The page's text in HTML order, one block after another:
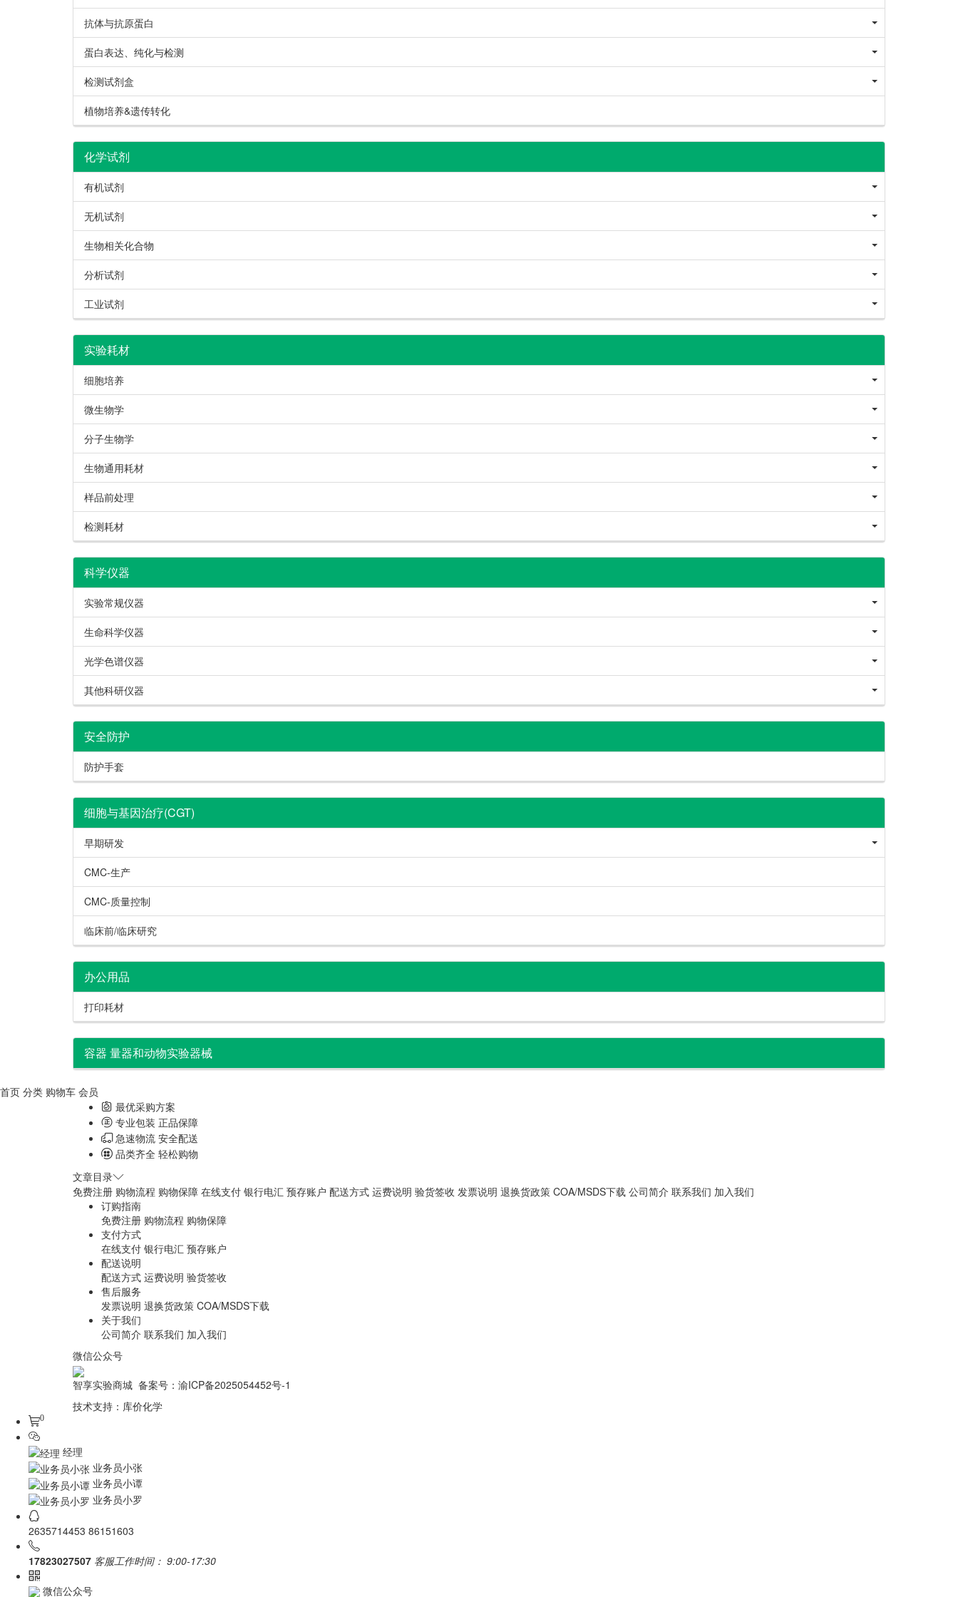
抗体与抗原蛋白
蛋白表达、纯化与检测
检测试剂盒
植物培养&遗传转化
化学试剂
有机试剂
无机试剂
生物相关化合物
分析试剂
工业试剂
实验耗材
细胞培养
微生物学
分子生物学
生物通用耗材
样品前处理
检测耗材
科学仪器
实验常规仪器
生命科学仪器
光学色谱仪器
其他科研仪器
安全防护
防护手套
细胞与基因治疗(CGT)
早期研发
CMC-生产
CMC-质量控制
临床前/临床研究
办公用品
打印耗材
容器 量器和动物实验器械
首页 分类 购物车 会员
最优采购方案
专业包装 正品保障
急速物流 安全配送
品类齐全 轻松购物
文章目录
免费注册 购物流程 购物保障 在线支付 银行电汇 预存账户 配送方式 运费说明 验货签收 发票说明 退换货政策 COA/MSDS下载 公司简介 联系我们 加入我们
订购指南
免费注册 购物流程 购物保障
支付方式
在线支付 银行电汇 预存账户
配送说明
配送方式 运费说明 验货签收
售后服务
发票说明 退换货政策 COA/MSDS下载
关于我们
公司简介 联系我们 加入我们
微信公众号
智享实验商城 备案号： 渝ICP备2025054452号-1
技术支持： 库价化学
0
经理
业务员小张
业务员小谭
业务员小罗
2635714453 86151603
17823027507 客服工作时间： 9:00-17:30
微信公众号